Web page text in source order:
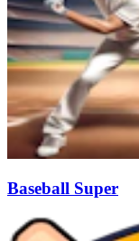
Baseball Super